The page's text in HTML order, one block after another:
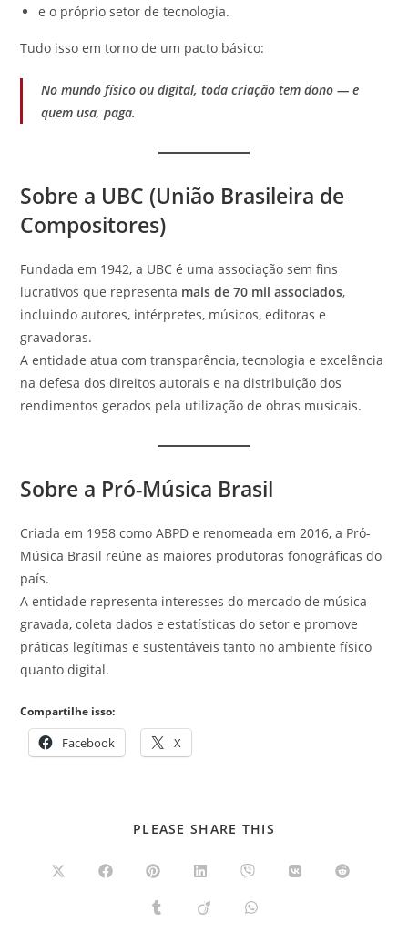
e o próprio setor de tecnologia.
Tudo isso em torno de um pacto básico:
No mundo físico ou digital, toda criação tem dono — e
quem usa, paga.
Sobre a UBC (União Brasileira de
Compositores)
Fundada em 1942, a UBC é uma associação sem fins
lucrativos que representa mais de 70 mil associados,
incluindo autores, intérpretes, músicos, editoras e
gravadoras.
A entidade atua com transparência, tecnologia e excelência
na defesa dos direitos autorais e na distribuição dos
rendimentos gerados pela utilização de obras musicais.
Sobre a Pró-Música Brasil
Criada em 1958 como ABPD e renomeada em 2016, a Pró-
Música Brasil reúne as maiores produtoras fonográficas do
país.
A entidade representa interesses do mercado de música
gravada, coleta dados e estatísticas do setor e promove
práticas legítimas e sustentáveis tanto no ambiente físico
quanto digital.
Compartilhe isso:
Facebook X
PLEASE SHARE THIS
Abre
Abre Abre
uma
nova
Abre
uma
nova
Abre
uma
nova
Abre Abre
Abre Abre Abre